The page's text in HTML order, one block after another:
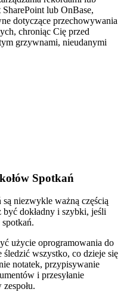
lub OnBase,
dotyczące przechowywania
chroniąc Cię przed
grzywnami, nieudanymi
Spotkań
niezwykle ważną częścią
dokładny i szybki, jeśli
użycie oprogramowania do
śledzić wszystko, co dzieje się
notatek, przypisywanie
i przesyłanie